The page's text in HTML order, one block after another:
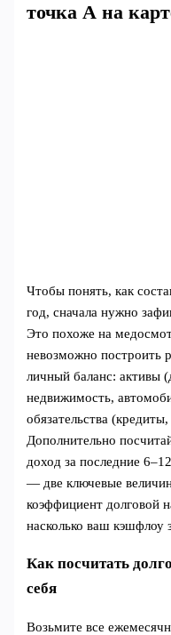
точка А на
Чтобы понять, как
год, сначала нужно
Это похоже на
невозможно построить
личный баланс: активы
недвижимость,
обязательства
Дополнительно
доход за последние
— две ключевые
коэффициент долговой
насколько ваш кэшфлоу
Как посчитать
себя
Возьмите все